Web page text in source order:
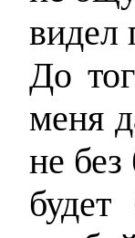
видел
До
меня
не